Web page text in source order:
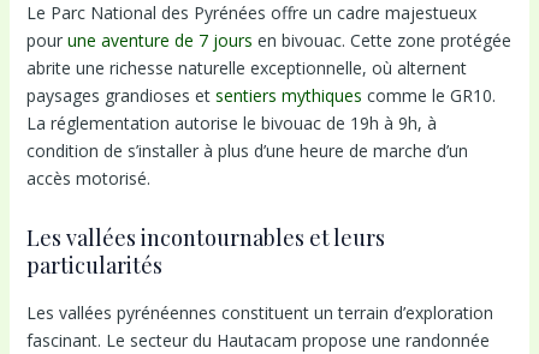
Le Parc National des Pyrénées offre un cadre majestueux
pour une aventure de 7 jours en bivouac. Cette zone protégée
abrite une richesse naturelle exceptionnelle, où alternent
paysages grandioses et sentiers mythiques comme le GR10.
La réglementation autorise le bivouac de 19h à 9h, à
condition de s’installer à plus d’une heure de marche d’un
accès motorisé.
Les vallées incontournables et leurs
particularités
Les vallées pyrénéennes constituent un terrain d’exploration
fascinant. Le secteur du Hautacam propose une randonnée